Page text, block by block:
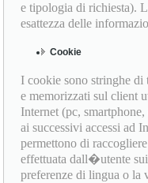
e tipologia di richiesta).
esattezza delle
Cookie
I cookie sono stringhe
e memorizzati sul client
Internet (pc,
ai successivi accessi ad
permettono di
effettuata dall�utente
preferenze di lingua o la